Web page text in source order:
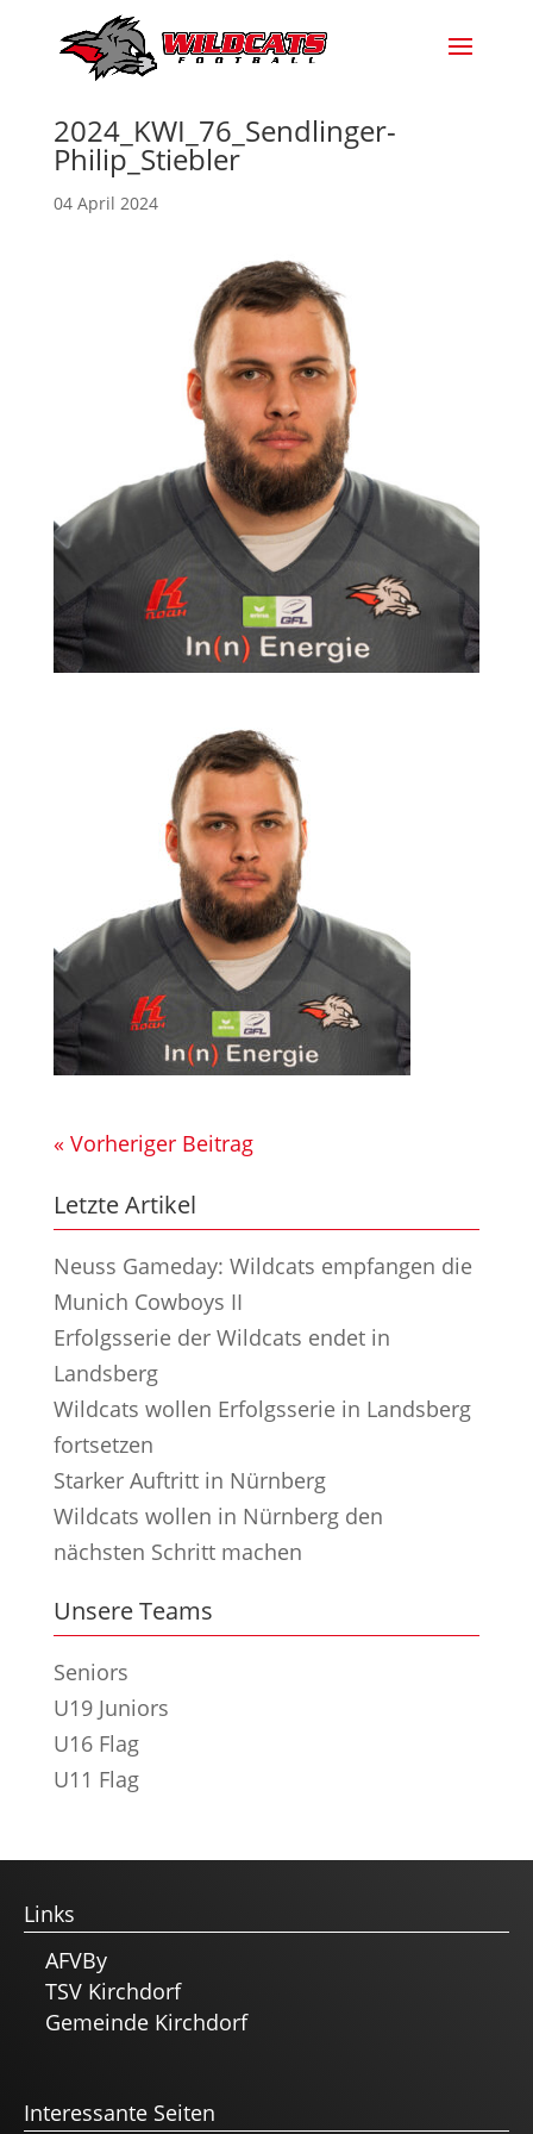
2024_KWI_76_Sendlinger-
Philip_Stiebler
04 April 2024
« Vorheriger Beitrag
Letzte Artikel
Neuss Gameday: Wildcats empfangen die
Munich Cowboys II
Erfolgsserie der Wildcats endet in
Landsberg
Wildcats wollen Erfolgsserie in Landsberg
fortsetzen
Starker Auftritt in Nürnberg
Wildcats wollen in Nürnberg den
nächsten Schritt machen
Unsere Teams
Seniors
U19 Juniors
U16 Flag
U11 Flag
Links
AFVBy
TSV Kirchdorf
Gemeinde Kirchdorf
Interessante Seiten